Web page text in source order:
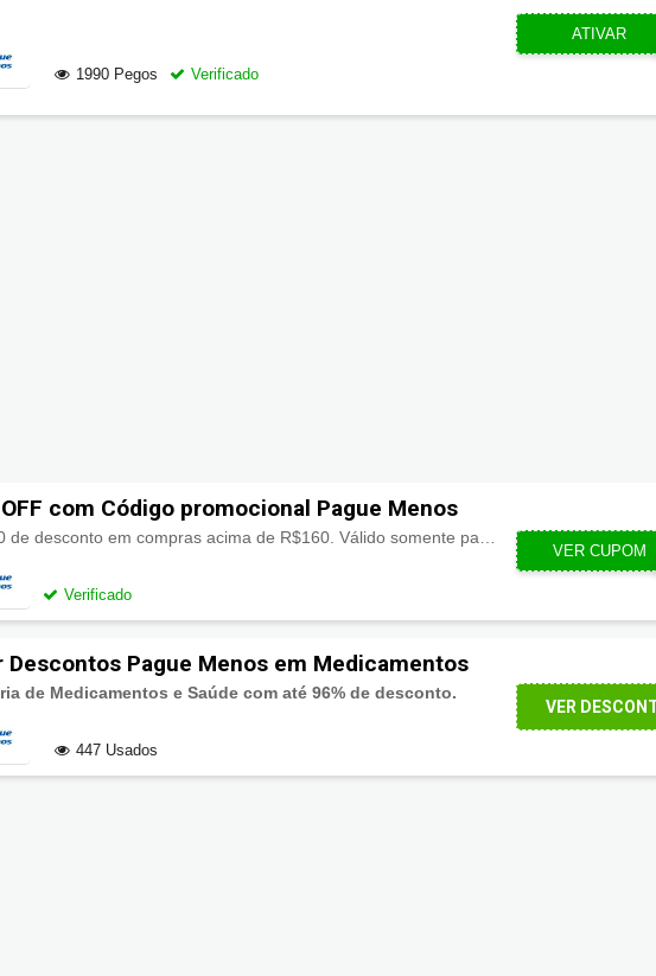
1990 Pegos Verificado
ATIVAR
com Código promocional Pague Menos
Verificado
VER CUPOM
Descontos Pague Menos em Medicamentos
de Medicamentos e Saúde com até 96% de desconto.
447 Usados
VER